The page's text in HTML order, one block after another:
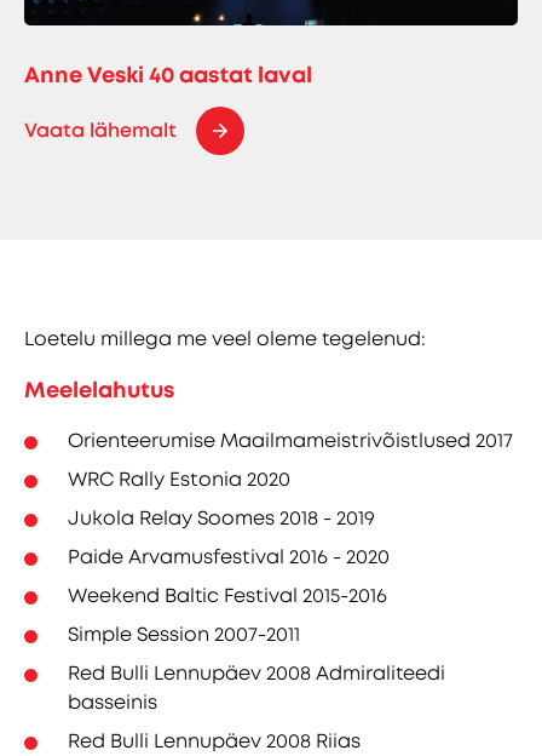
Anne Veski 40 aastat laval
Vaata lähemalt
Loetelu millega me veel oleme tegelenud:
Meelelahutus
Orienteerumise Maailmameistrivõistlused 2017
WRC Rally Estonia 2020
Jukola Relay Soomes 2018 - 2019
Paide Arvamusfestival 2016 - 2020
Weekend Baltic Festival 2015-2016
Simple Session 2007-2011
Red Bulli Lennupäev 2008 Admiraliteedi
basseinis
Red Bulli Lennupäev 2008 Riias